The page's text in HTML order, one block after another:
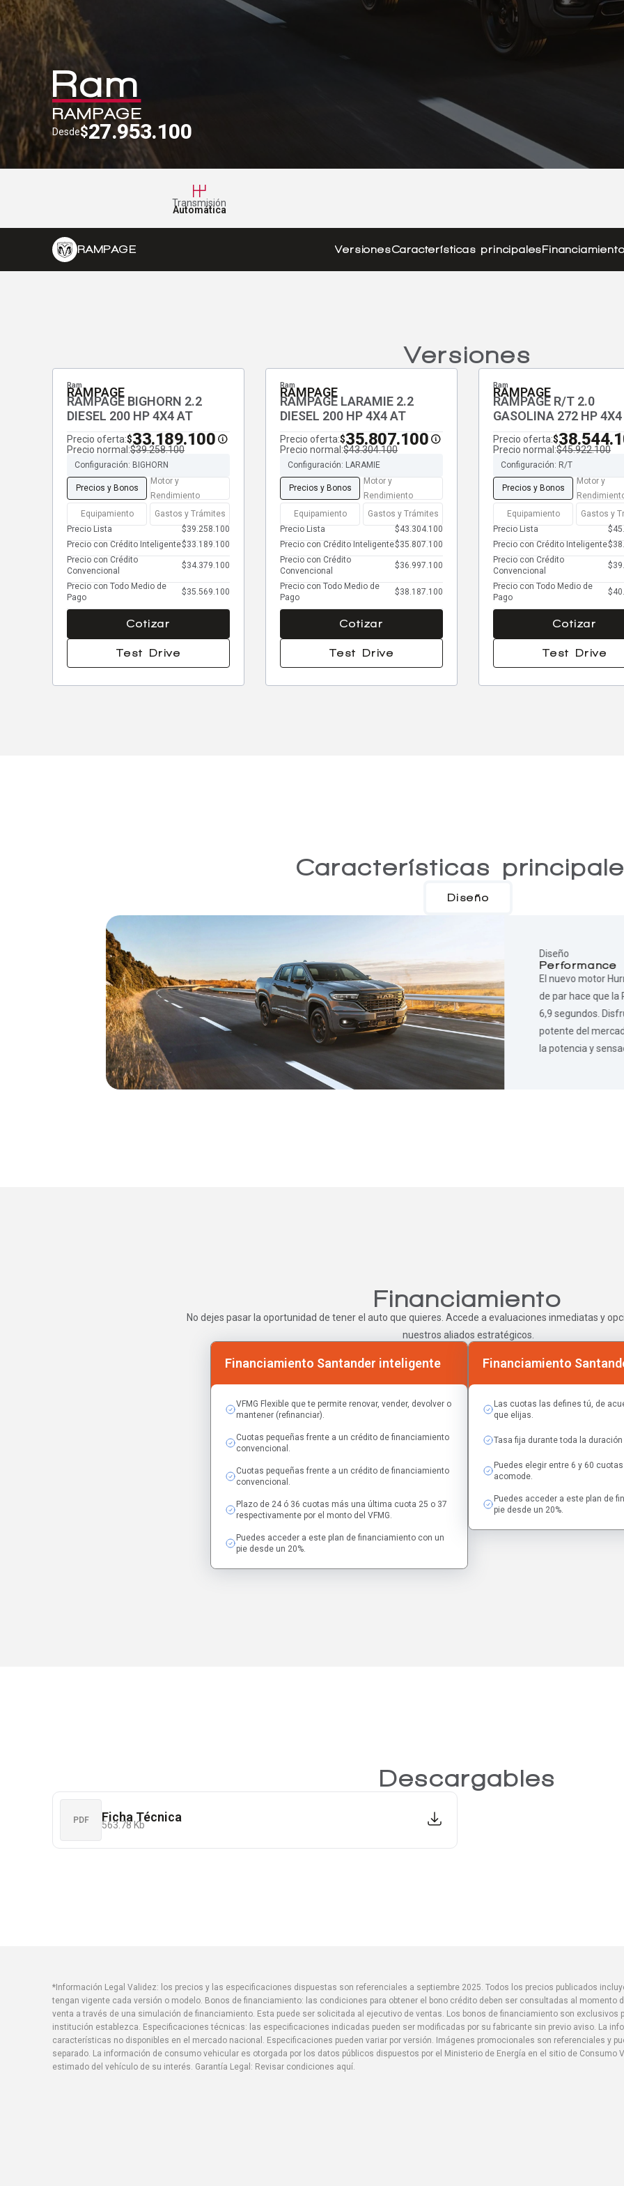
Ram
RAMPAGE
Desde$27.953.100
Transmisión
Automática
RAMPAGE VersionesCaracterísticas principales
Versiones
Ram
RAMPAGE
RAMPAGE BIGHORN 2.2
DIESEL 200 HP 4X4 AT
Precio oferta:$33.189.100
Precio normal:$39.258.100
Configuración: BIGHORN
Precios y Bonos
Motor y
Rendimiento
Equipamiento
Gastos y Trámites
Precio Lista
$39.258.100
Precio con Crédito Inteligente$33.189.100
Precio con Crédito
Convencional
$34.379.100
Precio con Todo Medio de
Pago
$35.569.100
Cotizar
Test Drive
Ram
RAMPAGE
RAMPAGE LARAMIE 2.2
DIESEL 200 HP 4X4 AT
Precio oferta:$35.807.100
Precio normal:$43.304.100
Configuración: LARAMIE
Precios y Bonos
Motor y
Rendimiento
Equipamiento
Gastos y Trámites
Precio Lista
$43.304.100
Precio con Crédito Inteligente$35.807.100
Precio con Crédito
Convencional
$36.997.100
Precio con Todo Medio de
Pago
$38.187.100
Cotizar
Test Drive
Ram
RAMPAGE
RAMPAGE R/T 2.0
GASOLINA 272 HP
Precio oferta:$
Precio normal:$45.922.100
Configuración: R/T
Precios y Bonos
Motor y
Equipamiento
Gastos y
Precio Lista
Precio con Crédito Inteligente
Precio con Crédito
Convencional
Precio con Todo Medio de
Pago
Cotizar
Test Drive
Características
Diseño
Diseño
Performance
El nuevo motor
de par hace que la
6,9 segundos.
potente del
la potencia y
Financiamiento
No dejes pasar la oportunidad de tener el auto que quieres. Accede a evaluaciones inmediatas y
nuestros aliados estratégicos.
Financiamiento Santander inteligente
VFMG Flexible que te permite renovar, vender, devolver o
mantener (refinanciar).
Cuotas pequeñas frente a un crédito de financiamiento
convencional.
Cuotas pequeñas frente a un crédito de financiamiento
convencional.
Plazo de 24 ó 36 cuotas más una última cuota 25 o 37
respectivamente por el monto del VFMG.
Puedes acceder a este plan de financiamiento con un
pie desde un 20%.
Financiamiento
Las cuotas las defines tú, de
que elijas.
Tasa fija durante toda la
Puedes elegir entre 6 y 60
acomode.
Puedes acceder a este plan de
pie desde un 20%.
Descargables
PDF Ficha Técnica
563.78 Kb
*Información Legal Validez: los precios y las especificaciones dispuestas son referenciales a septiembre 2025. Todos los precios publicados
tengan vigente cada versión o modelo. Bonos de financiamiento: las condiciones para obtener el bono crédito deben ser consultadas al
venta a través de una simulación de financiamiento. Esta puede ser solicitada al ejecutivo de ventas. Los bonos de financiamiento son
institución establezca. Especificaciones técnicas: las especificaciones indicadas pueden ser modificadas por su fabricante sin previo aviso. La
características no disponibles en el mercado nacional. Especificaciones pueden variar por versión. Imágenes promocionales son referenciales y
separado. La información de consumo vehicular es otorgada por los datos públicos dispuestos por el Ministerio de Energía en el sitio de
estimado del vehículo de su interés. Garantía Legal: Revisar condiciones aquí.